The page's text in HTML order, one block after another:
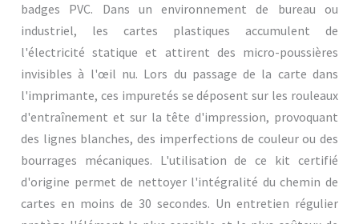
badges PVC. Dans un environnement de bureau ou
industriel, les cartes plastiques accumulent de
l'électricité statique et attirent des micro-poussières
invisibles à l'œil nu. Lors du passage de la carte dans
l'imprimante, ces impuretés se déposent sur les rouleaux
d'entraînement et sur la tête d'impression, provoquant
des lignes blanches, des imperfections de couleur ou des
bourrages mécaniques. L'utilisation de ce kit certifié
d'origine permet de nettoyer l'intégralité du chemin de
cartes en moins de 30 secondes. Un entretien régulier